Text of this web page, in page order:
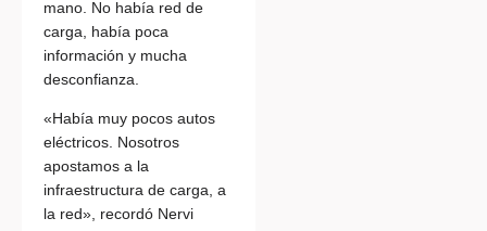
mano. No había red de
carga, había poca
información y mucha
desconfianza.
«Había muy pocos autos
eléctricos. Nosotros
apostamos a la
infraestructura de carga, a
la red», recordó Nervi